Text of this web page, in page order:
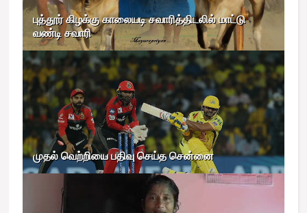
புத்தூர் கிழக்கு காலையடி சவாரித்திடலில் மாட்டு
வண்டி சவாரி
முதல் வெற்றியை பதிவு செய்த சென்னை